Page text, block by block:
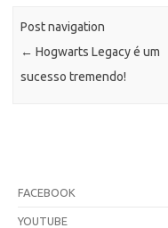
Post navigation
← Hogwarts Legacy é um
sucesso tremendo!
FACEBOOK
YOUTUBE